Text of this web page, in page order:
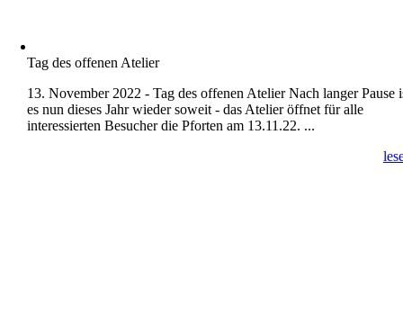
Tag des offenen Atelier
13. November 2022 - Tag des offenen Atelier Nach langer Pause
es nun dieses Jahr wieder soweit - das Atelier öffnet für alle
interessierten Besucher die Pforten am 13.11.22. ...